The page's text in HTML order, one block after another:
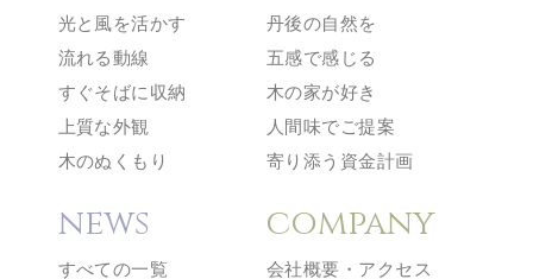
光と風を活かす
流れる動線
すぐそばに収納
上質な外観
木のぬくもり
丹後の自然を
五感で感じる
木の家が好き
人間味でご提案
寄り添う資金計画
news
すべての一覧
company
会社概要・アクセス